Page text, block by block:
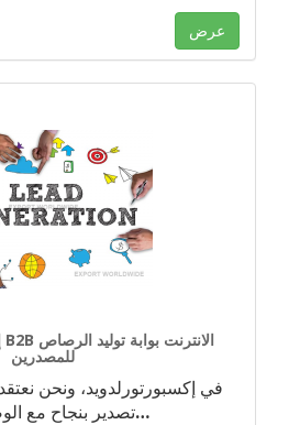
عرض
للمصدرين
في إكسبورتورلدويد، ونحن
تصدير بنجاح مع…